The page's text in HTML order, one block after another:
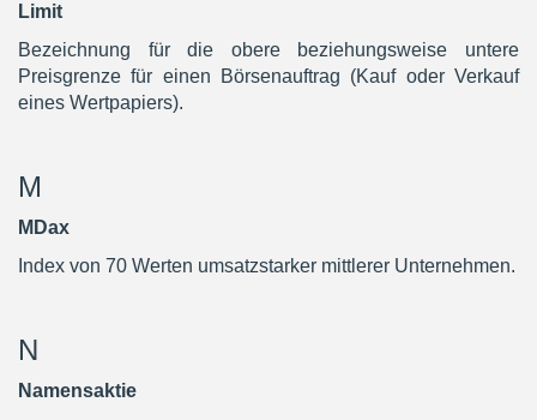
Limit
Bezeichnung für die obere beziehungsweise untere
Preisgrenze für einen Börsenauftrag (Kauf oder Verkauf
eines Wertpapiers).
M
MDax
Index von 70 Werten umsatzstarker mittlerer Unternehmen.
N
Namensaktie